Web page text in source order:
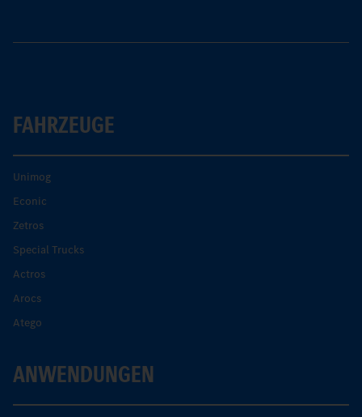
FAHRZEUGE
Unimog
Econic
Zetros
Special Trucks
Actros
Arocs
Atego
ANWENDUNGEN